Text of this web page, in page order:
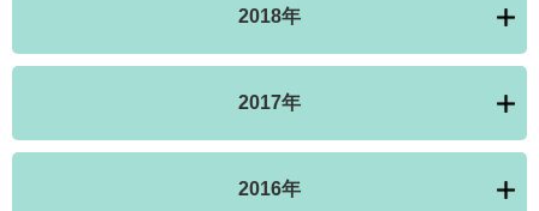
2018年
2017年
2016年